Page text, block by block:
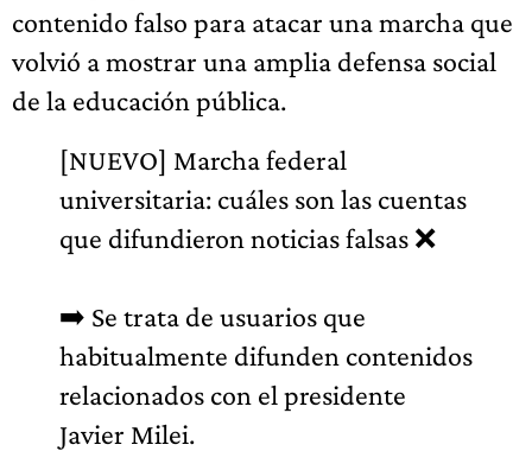
contenido falso para atacar una marcha que
volvió a mostrar una amplia defensa social
de la educación pública.
[NUEVO] Marcha federal
universitaria: cuáles son las cuentas
que difundieron noticias falsas ❌
➡️ Se trata de usuarios que
habitualmente difunden contenidos
relacionados con el presidente
Javier Milei.